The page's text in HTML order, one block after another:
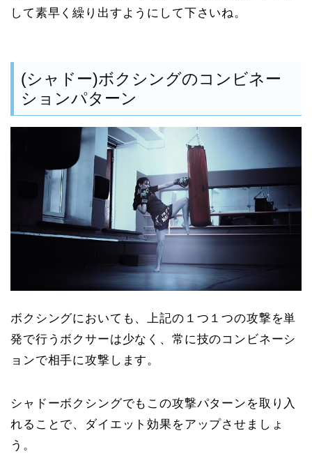
して素早く繰り出すようにして下さいね。
(シャドー)ボクシングのコンビネー
ションパターン
ボクシングにおいても、上記の１つ１つの攻撃を単
発で行うボクサーは少なく、常に技のコンビネーシ
ョンで相手に攻撃します。
シャドーボクシングでもこの攻撃パターンを取り入
れることで、ダイエット効果をアップさせましょ
う。